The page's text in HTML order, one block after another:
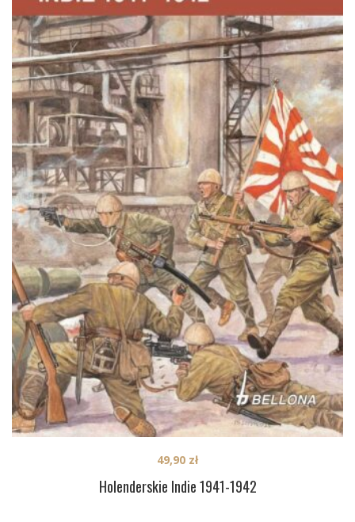
Holenderskie Indie 1941-1942
49,90 zł